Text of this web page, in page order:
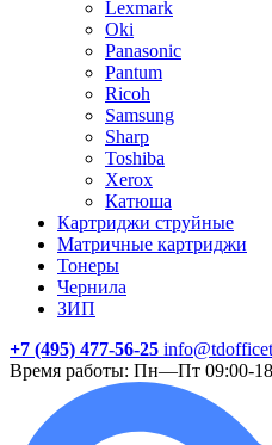
Lexmark
Oki
Panasonic
Pantum
Ricoh
Samsung
Sharp
Toshiba
Xerox
Катюша
Картриджи струйные
Матричные картриджи
Тонеры
Чернила
ЗИП
+7 (495) 477-56-25
Время работы: Пн—Пт 09:00-